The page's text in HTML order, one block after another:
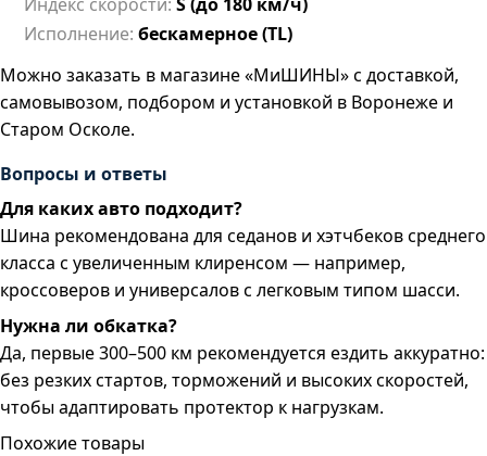
Исполнение: бескамерное (TL)
Можно заказать в магазине «МиШИНЫ» с доставкой,
самовывозом, подбором и установкой в Воронеже и
Старом Осколе.
Вопросы и ответы
Для каких авто подходит?
Шина рекомендована для седанов и хэтчбеков среднего
класса с увеличенным клиренсом — например,
кроссоверов и универсалов с легковым типом шасси.
Нужна ли обкатка?
Да, первые 300–500 км рекомендуется ездить аккуратно:
без резких стартов, торможений и высоких скоростей,
чтобы адаптировать протектор к нагрузкам.
Похожие товары